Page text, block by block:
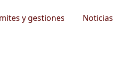
y gestiones Noticias